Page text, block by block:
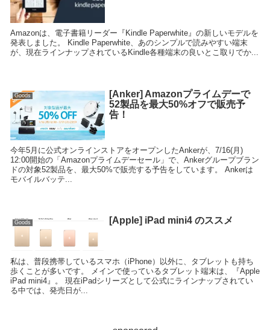
Amazonは、電子書籍リーダー『Kindle Paperwhite』の新しいモデルを
発表しました。 Kindle Paperwhite、あのシンプルで読みやすい端末
が、現在ラインナップされているKindle各種端末の良いとこ取りでか...
Goods
[Anker] Amazonプライムデーで
52製品を最大50%オフで販売予
告！
今年5月に公式オンラインストアをオープンしたAnkerが、7/16(月)
12:00開始の「Amazonプライムデーセール」で、Ankerグループブラン
ドの対象52製品を、最大50%で販売する予告をしています。 Ankerは
モバイルバッテ...
Goods [Apple] iPad mini4 のススメ
私は、普段携帯しているスマホ（iPhone）以外に、タブレットも持ち
歩くことが多いです。 メインで使っているタブレット端末は、『Apple
iPad mini4』。 現在iPadシリーズとして公式にラインナップされてい
る中では、発売日が...